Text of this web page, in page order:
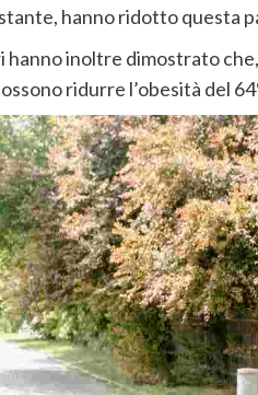
hanno ridotto questa
inoltre dimostrato
ridurre l’obesità del